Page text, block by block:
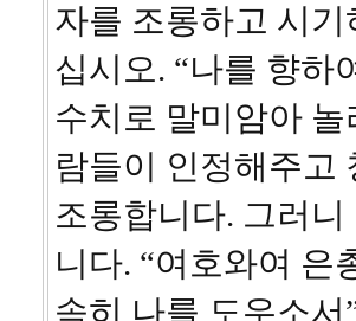
자를 조롱하고 시
십시오. “나를 향하
수치로 말미암아
람들이 인정해주고
조롱합니다. 그러
니다. “여호와여 은
속히 나를 도우소